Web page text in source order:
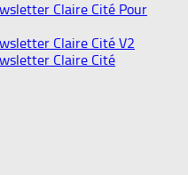
Claire Cité Pour
Claire Cité V2
Claire Cité